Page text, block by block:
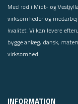
Med rod i Midt- og
virksomheder og
kvalitet. Vi kan levere
bygge anlæg, dansk,
virksomhed.
INFORMATION